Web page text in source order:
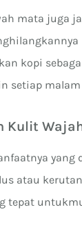
mata juga
kopi
setiap
Kulit
atau
tepat